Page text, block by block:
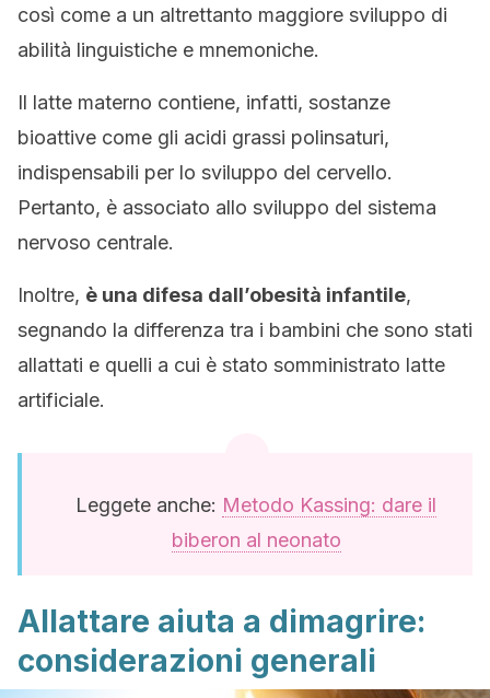
così come a un altrettanto maggiore sviluppo di
abilità linguistiche e mnemoniche.
Il latte materno contiene, infatti, sostanze
bioattive come gli acidi grassi polinsaturi,
indispensabili per lo sviluppo del cervello.
Pertanto, è associato allo sviluppo del sistema
nervoso centrale.
Inoltre, è una difesa dall’obesità infantile,
segnando la differenza tra i bambini che sono stati
allattati e quelli a cui è stato somministrato latte
artificiale.
Leggete anche: Metodo Kassing: dare il
biberon al neonato
Allattare aiuta a dimagrire:
considerazioni generali